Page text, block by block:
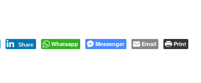
Share Whatsapp Messenger Email Print